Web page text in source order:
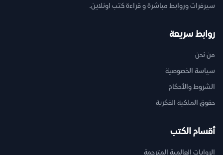
سيرفرات وروابط مباشرة و قراءة كتب اونلاين.
روابط سريعة
من نحن
سياسة الخصوصية
الشروط والأحكام
حقوق الملكية الفكرية
أقسام الكتب
الروايات العالمية المترجمة